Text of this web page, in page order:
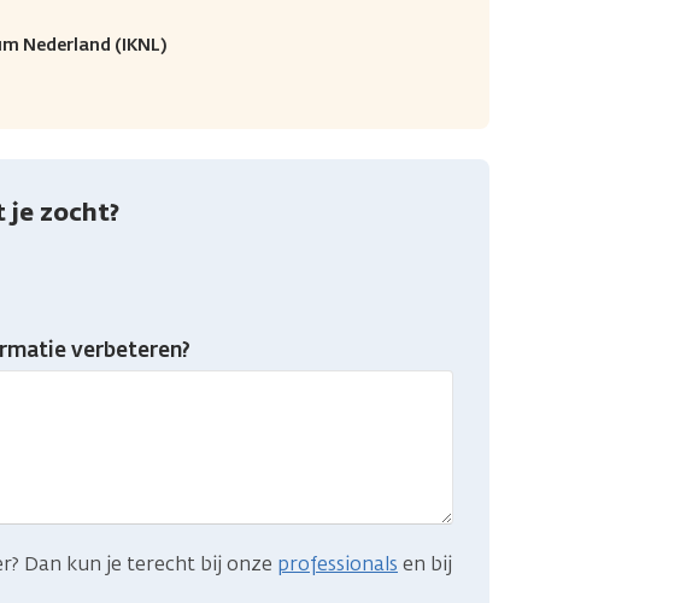
Nederland (IKNL)
je zocht?
verbeteren?
Dan kun je terecht bij onze professionals en bij